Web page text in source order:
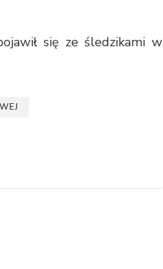
się ze śledzikami w